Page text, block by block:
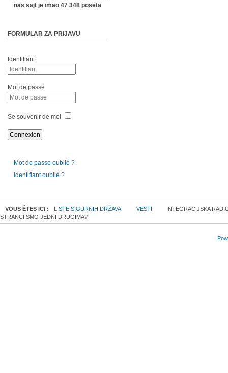
nas sajt je imao 47 348 poseta
FORMULAR ZA PRIJAVU
Identifiant
Mot de passe
Se souvenir de moi
Mot de passe oublié ?
Identifiant oublié ?
VOUS ÊTES ICI : LISTE SIGURNIH DRŽAVA VESTI
INTEGRACIJSKA
STRANCI SMO JEDNI DRUGIMA?